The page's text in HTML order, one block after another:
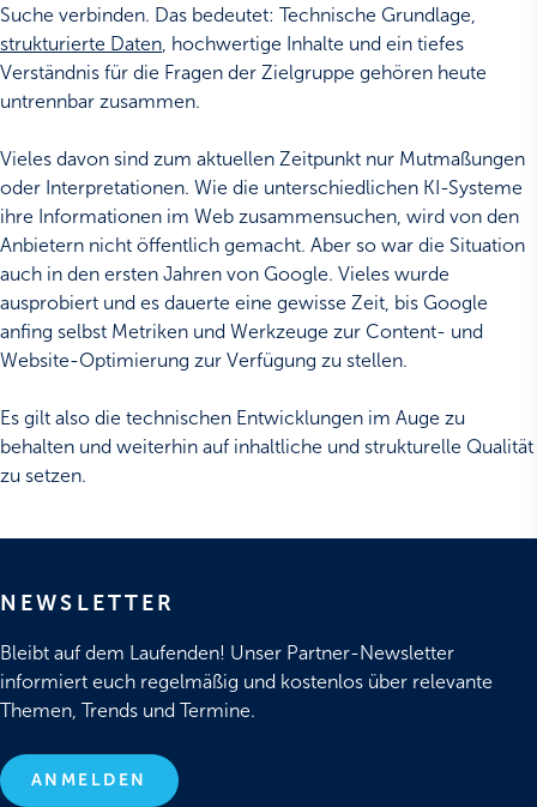
Suche verbinden. Das bedeutet: Technische Grundlage,
strukturierte Daten, hochwertige Inhalte und ein tiefes
Verständnis für die Fragen der Zielgruppe gehören heute
untrennbar zusammen.
Vieles davon sind zum aktuellen Zeitpunkt nur Mutmaßungen
oder Interpretationen. Wie die unterschiedlichen KI-Systeme
ihre Informationen im Web zusammensuchen, wird von den
Anbietern nicht öffentlich gemacht. Aber so war die Situation
auch in den ersten Jahren von Google. Vieles wurde
ausprobiert und es dauerte eine gewisse Zeit, bis Google
anfing selbst Metriken und Werkzeuge zur Content- und
Website-Optimierung zur Verfügung zu stellen.
Es gilt also die technischen Entwicklungen im Auge zu
behalten und weiterhin auf inhaltliche und strukturelle Qualität
zu setzen.
NEWSLETTER
Bleibt auf dem Laufenden! Unser Partner-Newsletter
informiert euch regelmäßig und kostenlos über relevante
Themen, Trends und Termine.
ANMELDEN